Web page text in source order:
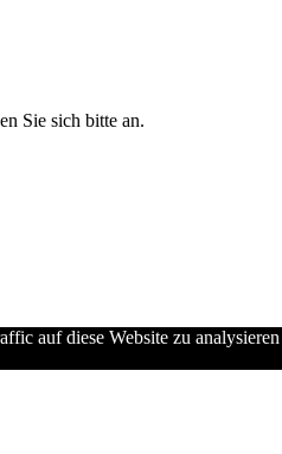
Sie sich bitte an.
auf diese Website zu